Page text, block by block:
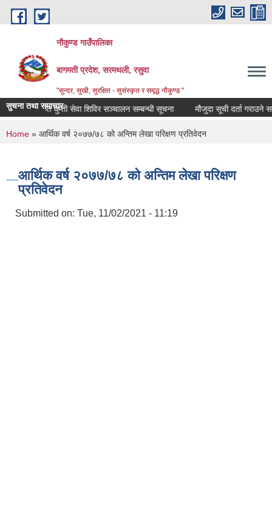
Skip to main content
नौकुण्ड गाउँपालिका
बागमती प्रदेश, सरमथली, रसुवा
"सुन्दर, सुखी, सुरक्षित - सुसंस्कृत र समृद्ध नौकुण्ड "
सुचना तथा समाचार
एकिकृत घुम्ती सेवा शिविर सञ्‍चालन सम्बन्धी सूचना मौजुदा सूची दर्ता गराउने
You are here
Home » आर्थिक वर्ष २०७७/७८ को अन्तिम लेखा परिक्षण प्रतिवेदन
आर्थिक वर्ष २०७७/७८ को अन्तिम लेखा परिक्षण
प्रतिवेदन
Submitted on: Tue, 11/02/2021 - 11:19